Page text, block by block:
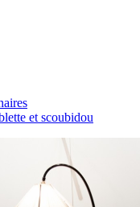
et scoubidou